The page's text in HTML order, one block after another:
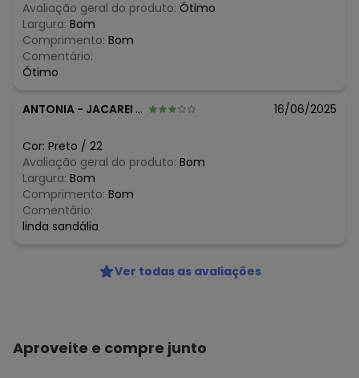
Avaliação geral do produto: Ótimo
Largura: Bom
Comprimento: Bom
Comentário:
Ótimo
ANTONIA - JACAREI - SP 16/06/2025
Cor: Preto / 22
Avaliação geral do produto: Bom
Largura: Bom
Comprimento: Bom
Comentário:
linda sandália
Ver todas as avaliações
Aproveite e compre junto